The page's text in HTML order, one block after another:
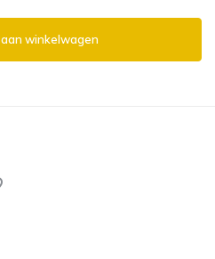
winkelwagen